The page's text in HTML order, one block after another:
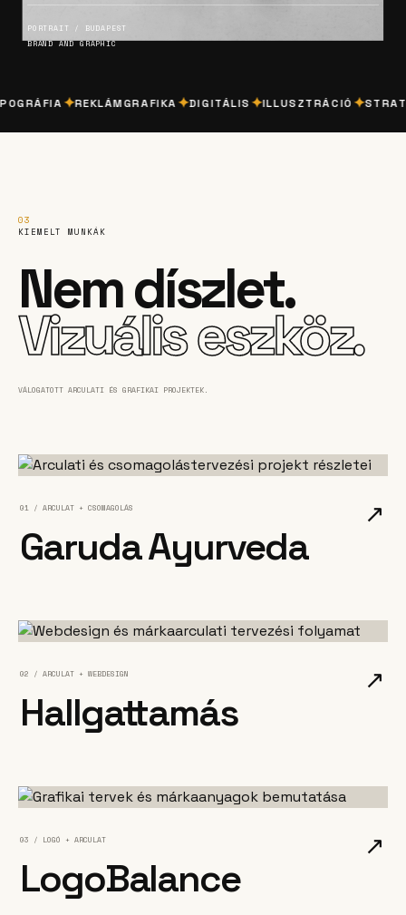
PORTRAIT / BUDAPEST
BRAND AND GRAPHIC
✦REKLÁMGRAFIKA✦DIGITÁLIS✦ILLUSZTRÁCIÓ✦
03
KIEMELT MUNKÁK
Nem díszlet.
Vizuális eszköz.
VÁLOGATOTT ARCULATI ÉS GRAFIKAI PROJEKTEK.
01 / ARCULAT + CSOMAGOLÁS
Garuda Ayurveda
↗
02 / ARCULAT + WEBDESIGN
Hallgattamás
↗
03 / LOGÓ + ARCULAT
LogoBalance
↗